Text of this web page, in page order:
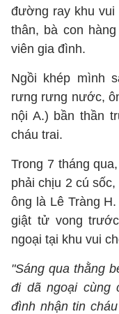
đường ray khu
thân, bà con
viên gia đình.
Ngồi khép mình
rưng rưng nước,
nội A.) bần thần
cháu trai.
Trong 7 tháng
phải chịu 2 cú
ông là Lê Tràng
giật tử vong
ngoại tại khu vui
"Sáng qua thằng
đi dã ngoại cùng
đình nhận tin